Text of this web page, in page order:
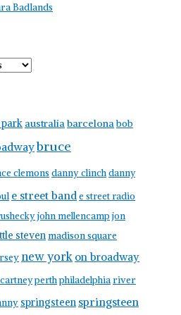
Badlands
australia barcelona bob
bruce
clemons danny clinchdanny
e street band e street radio
john mellencamp jon
steven madison square
new york on broadway
perthphiladelphiariver
springsteen springsteen